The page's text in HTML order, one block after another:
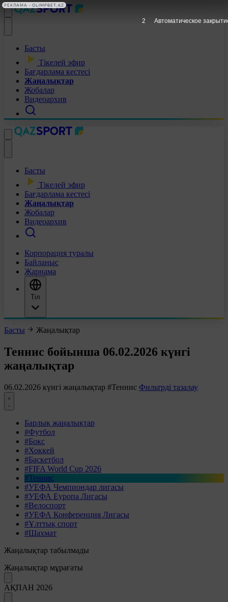
Басты
Тікелей эфир
Бағдарлама кестесі
Жаңалықтар
Жобалар
Видеоархив
Басты
Тікелей эфир
Бағдарлама кестесі
Жаңалықтар
Жобалар
Видеоархив
Корпорация туралы
Байланыс
Жарнама
Тіл
Басты Жаңалықтар
Теннис бойынша 06.02.2026 күнгі
жаңалықтар
06.02.2026 күнгі жаңалықтар #Теннис Фильтрді тазалау
Барлық жаңалықтар
#Футбол
#Бокс
#Хоккей
#Баскетбол
#FIFA World Cup 2026
#Теннис
#УЕФА Чемпиондар лигасы
#УЕФА Еуропа Лигасы
#Велоспорт
#УЕФА Конференция Лигасы
#Ұлттық спорт
#Шахмат
Жаңалықтар табылмады
Жаңалықтар мұрағаты
АҚПАН 2026
1 Автоматическое
РЕКЛАМА • OLIMPBET.KZ